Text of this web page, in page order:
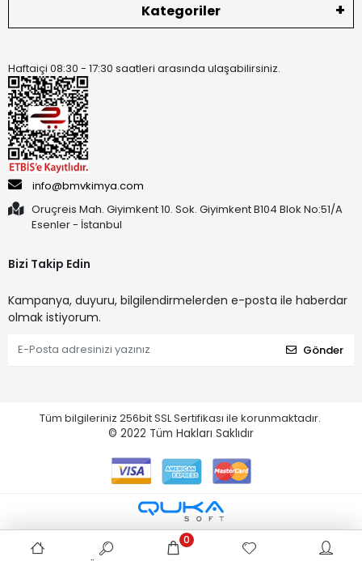
Kategoriler
Haftaiçi 08:30 - 17:30 saatleri arasında ulaşabilirsiniz.
info@bmvkimya.com
Oruçreis Mah. Giyimkent 10. Sok. Giyimkent B104 Blok No:51/A
Esenler - İstanbul
Bizi Takip Edin
Kampanya, duyuru, bilgilendirmelerden e-posta ile haberdar
olmak istiyorum.
Gönder
Tüm bilgileriniz 256bit SSL Sertifikası ile korunmaktadır.
© 2022 Tüm Hakları Saklıdır
0